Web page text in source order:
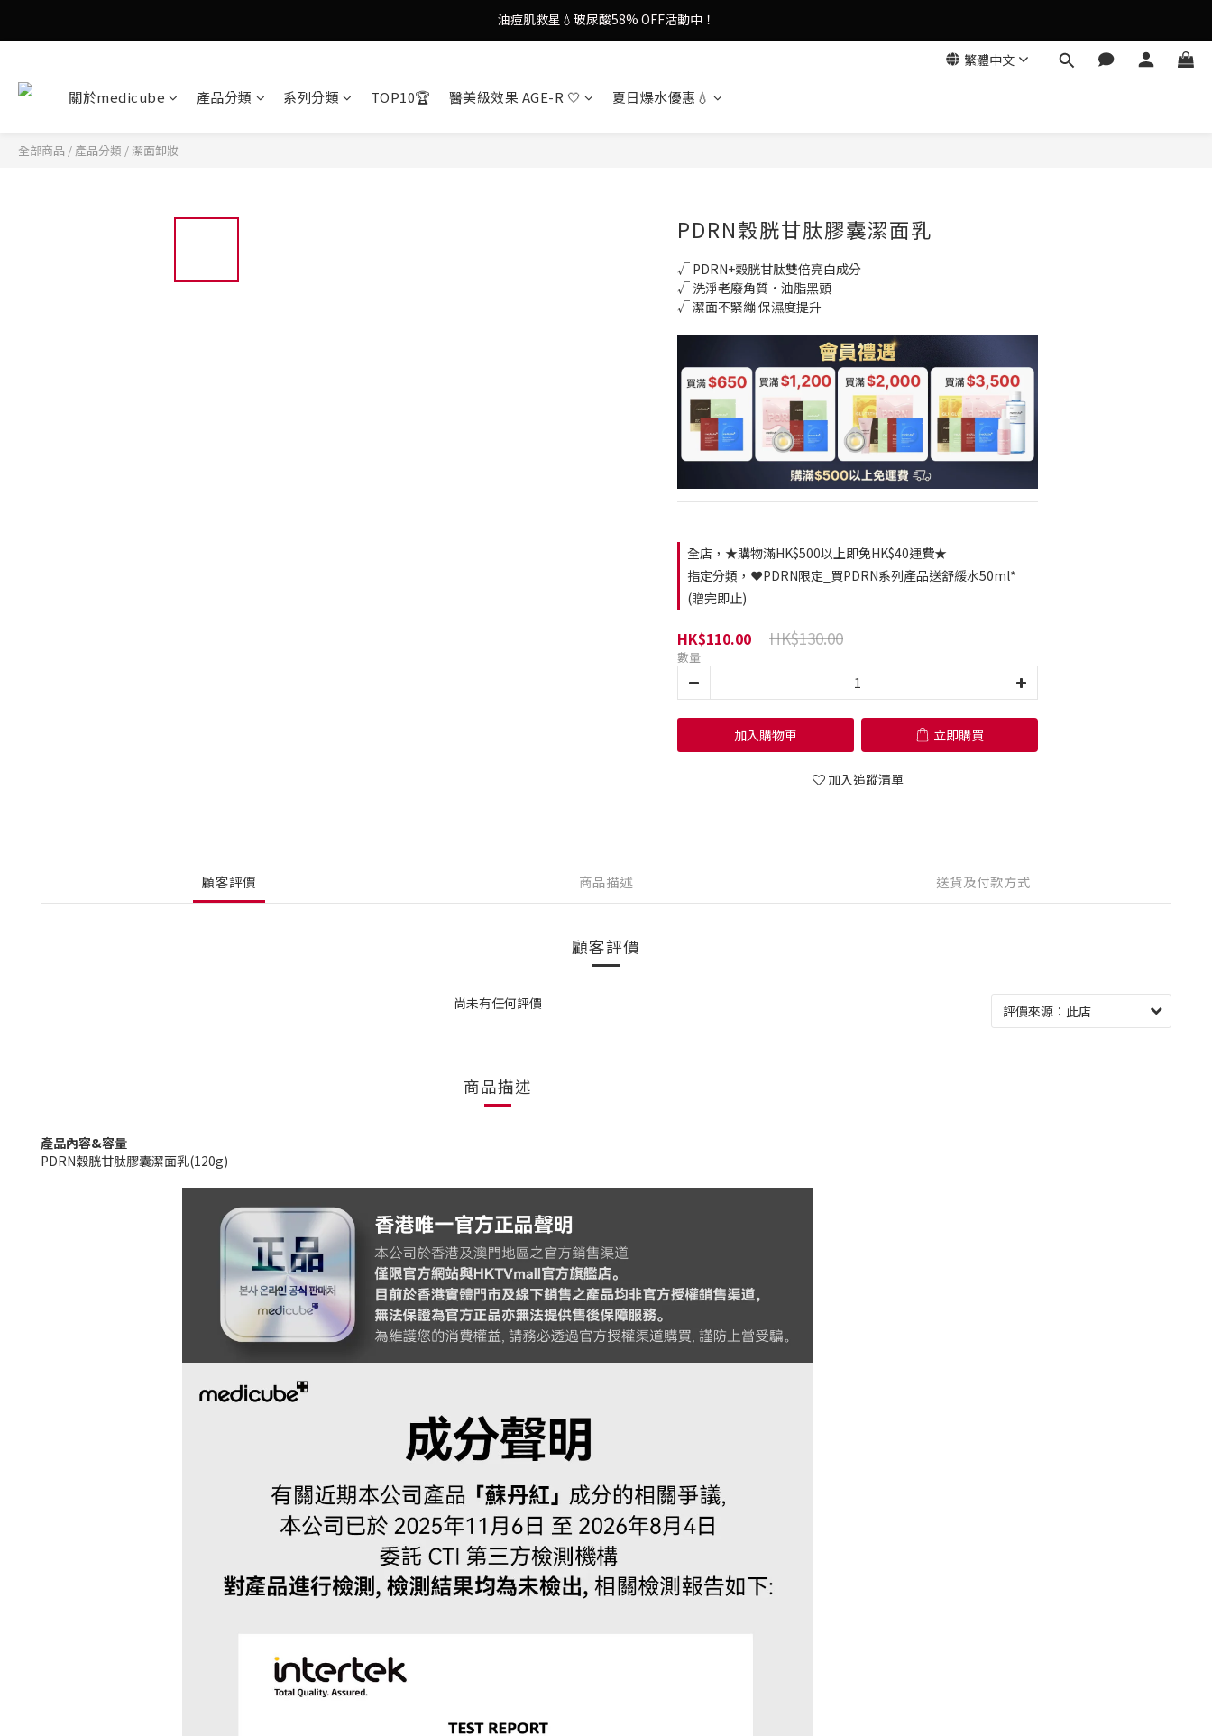
謝安琪愛用美容儀🌸護膚效果UP！
果凍噴霧！一噴即現美白光透肌✨
繁體中文
關於medicube 產品分類 系列分類 TOP10🏆 醫美級效果 AGE-R 🤍 夏日爆水優惠💧
全部商品 / 產品分類 / 潔面卸妝
PDRN穀胱甘肽膠囊潔面乳
√ PDRN+穀胱甘肽雙倍亮白成分
√ 洗淨老廢角質·油脂黑頭
√ 潔面不緊繃 保濕度提升
全店，★購物滿HK$500以上即免HK$40運費★
指定分類，❤️PDRN限定_買PDRN系列產品送舒緩水50ml*
(贈完即止)
HK$110.00 HK$130.00
數量
加入購物車 立即購買
加入追蹤清單
顧客評價 商品描述 送貨及付款方式
顧客評價
尚未有任何評價
商品描述
產品內容&容量
PDRN穀胱甘肽膠囊潔面乳(120g)